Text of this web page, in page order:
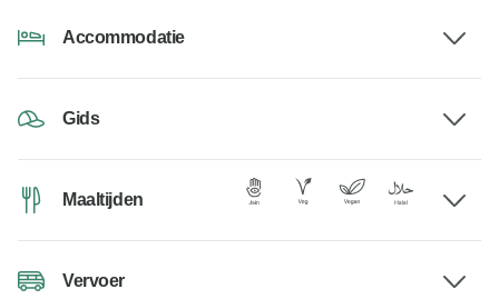
Accommodatie
Gids
Maaltijden
Vervoer